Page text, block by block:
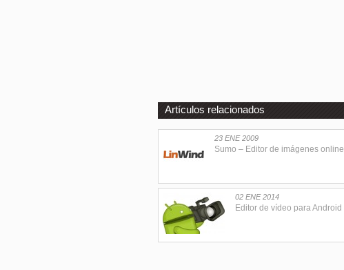
Artículos relacionados
23 ENE 2009
Sumo – Editor de imágenes online
02 ENE 2014
Editor de vídeo para Android